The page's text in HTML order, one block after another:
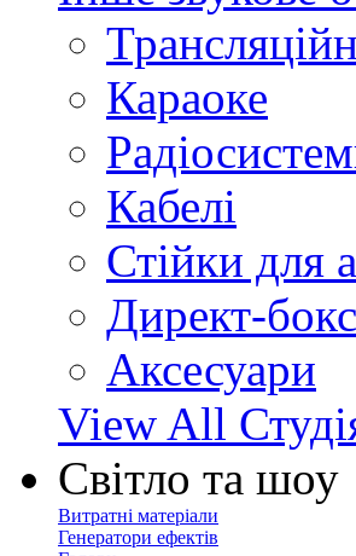
Караоке
Кабелі
Стійки для
Директ-
Аксесуари
View All
Світло та шоу
Витратні матеріали
Генератори ефектів